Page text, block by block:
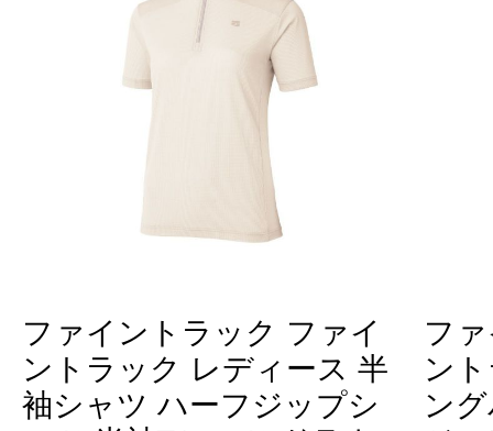
ファイントラック ファイ
ントラック レディース 半
袖シャツ ハーフジップシ
フ
ン
ン